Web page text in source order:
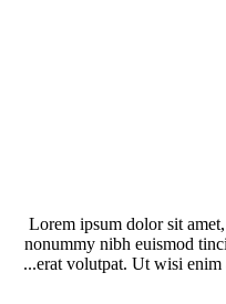
Lorem ipsum dolor sit
nonummy nibh euismod
erat volutpat. Ut wisi enim